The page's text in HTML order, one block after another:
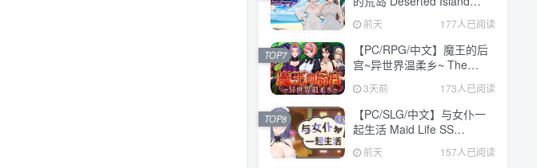
Where Desire Blossoms
V1.03 STEAM官方中文版
【1.1GB】
前天 177人已阅读
【PC/RPG/中文】魔王的后
宫~异世界温柔乡~ The
Demon King: Harem
Build.24371582 STEAM官
方中文版【1.6GB】
3天前 173人已阅读
TOP7
【PC/SLG/中文】与女仆一
起生活 Maid Life SS
Build.24377103 STEAM官
方中文版【598MB】
前天 157人已阅读
TOP8